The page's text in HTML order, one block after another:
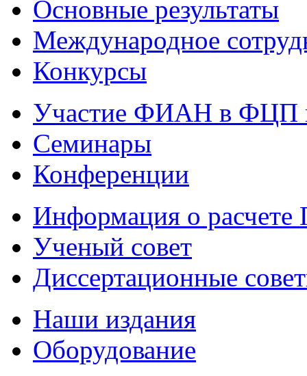
Основные результаты
Международное
Конкурсы
Участие ФИАН в ФЦП
Семинары
Конференции
Информация о
Ученый совет
Диссертационные
Наши издания
Оборудование